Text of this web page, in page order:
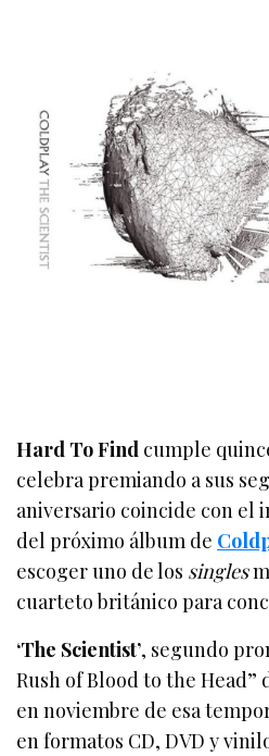
Hard To Find cumple
celebra premiando a sus
aniversario coincide con el
del próximo álbum de
escoger uno de los singles
cuarteto británico para
‘The Scientist’, segundo
Rush of Blood to the Head”
en noviembre de esa
en formatos CD, DVD y